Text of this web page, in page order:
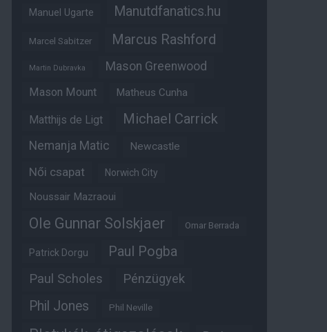
Manuel Ugarte Manutdfanatics.hu
Marcel Sabitzer Marcus Rashford
Martin Dubravka Mason Greenwood
Mason Mount Matheus Cunha
Matthijs de Ligt Michael Carrick
Nemanja Matic Newcastle
Női csapat Norwich City
Noussair Mazraoui
Ole Gunnar Solskjaer Omar Berrada
Patrick Dorgu Paul Pogba
Paul Scholes Pénzügyek
Phil Jones Phil Neville